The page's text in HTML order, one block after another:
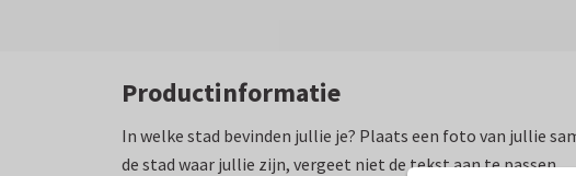
Productinformatie
In welke stad bevinden jullie je? Plaats een foto van jullie
de stad waar jullie zijn, vergeet niet de tekst aan te passen.